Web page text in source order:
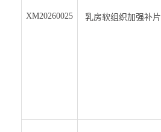
XM20260025 乳房软组织加强补片